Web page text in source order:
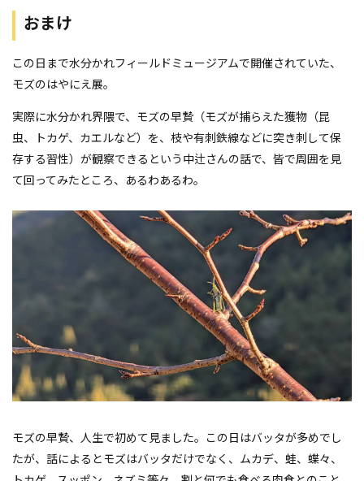
おまけ
この日まで水分かれフィールドミュージアムで開催されていた、
モズのはやにえ展。
実際に水分かれ界隈で、モズの早贄（モズが捕らえた獲物（昆
虫、トカゲ、カエルなど）を、枝や有刺鉄線などに突き刺して保
存する習性）が観察できるという中辻さんの話で、皆で周囲を見
て回ってみたところ、あるわあるわ。
モズの早贄、人生で初めて見ました。この日はバッタが多めでし
たが、話によるとモズはバッタだけでなく、ムカデ、蛙、蝶々、